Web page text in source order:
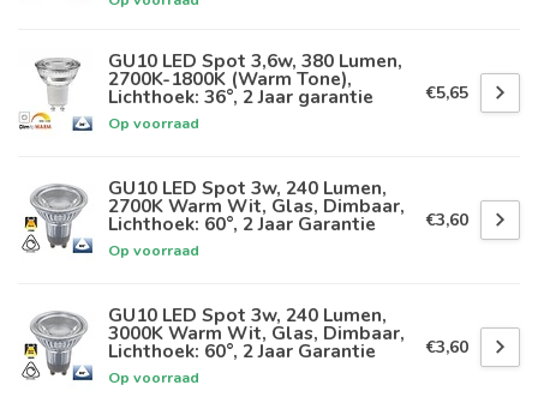
GU10 LED Spot 3,6w, 380 Lumen,
2700K-1800K (Warm Tone),
Lichthoek: 36°, 2 Jaar garantie
Op voorraad
€5,65
GU10 LED Spot 3w, 240 Lumen,
2700K Warm Wit, Glas, Dimbaar,
Lichthoek: 60°, 2 Jaar Garantie
Op voorraad
€3,60
GU10 LED Spot 3w, 240 Lumen,
3000K Warm Wit, Glas, Dimbaar,
Lichthoek: 60°, 2 Jaar Garantie
Op voorraad
€3,60